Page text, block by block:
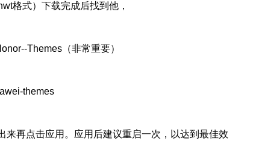
格式）下载完成后找到他，
Themes（非常重要）
themes
再点击应用。应用后建议重启一次，以达到最佳效